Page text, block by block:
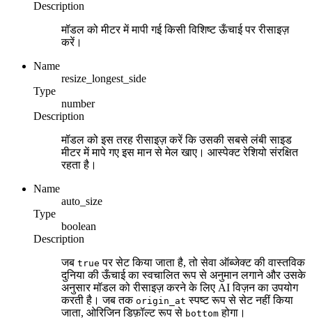
Description
मॉडल को मीटर में मापी गई किसी विशिष्ट ऊँचाई पर रीसाइज़
करें।
Name
resize_longest_side
Type
number
Description
मॉडल को इस तरह रीसाइज़ करें कि उसकी सबसे लंबी साइड
मीटर में मापे गए इस मान से मेल खाए। आस्पेक्ट रेशियो संरक्षित
रहता है।
Name
auto_size
Type
boolean
Description
जब true पर सेट किया जाता है, तो सेवा ऑब्जेक्ट की वास्तविक
दुनिया की ऊँचाई का स्वचालित रूप से अनुमान लगाने और उसके
अनुसार मॉडल को रीसाइज़ करने के लिए AI विज़न का उपयोग
करती है। जब तक origin_at स्पष्ट रूप से सेट नहीं किया
जाता, ओरिजिन डिफ़ॉल्ट रूप से bottom होगा।